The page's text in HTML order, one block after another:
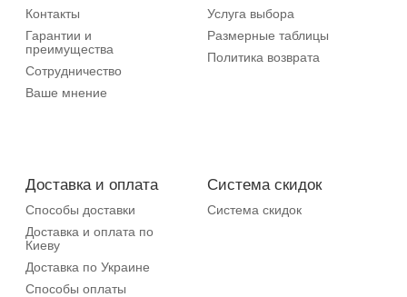
Контакты
Гарантии и
преимущества
Сотрудничество
Ваше мнение
Услуга выбора
Размерные таблицы
Политика возврата
Доставка и оплата
Способы доставки
Доставка и оплата по
Киеву
Доставка по Украине
Способы оплаты
Система скидок
Система скидок